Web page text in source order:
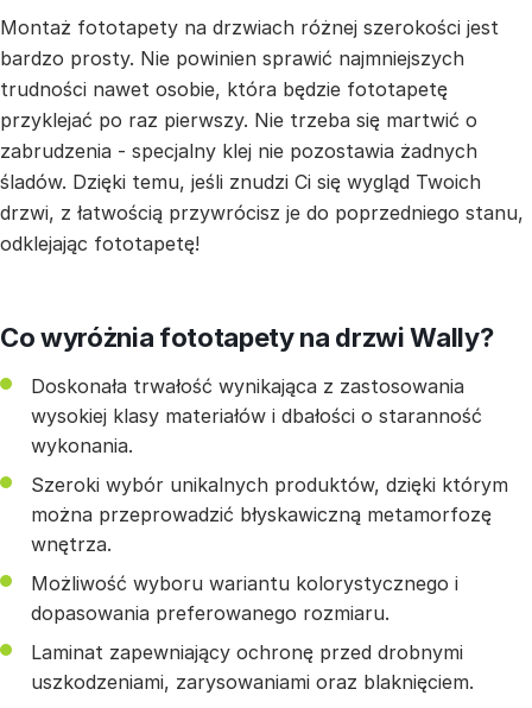
Montaż fototapety na drzwiach różnej szerokości jest
bardzo prosty. Nie powinien sprawić najmniejszych
trudności nawet osobie, która będzie fototapetę
przyklejać po raz pierwszy. Nie trzeba się martwić o
zabrudzenia - specjalny klej nie pozostawia żadnych
śladów. Dzięki temu, jeśli znudzi Ci się wygląd Twoich
drzwi, z łatwością przywrócisz je do poprzedniego stanu,
odklejając fototapetę!
Co wyróżnia fototapety na drzwi Wally?
Doskonała trwałość wynikająca z zastosowania
wysokiej klasy materiałów i dbałości o staranność
wykonania.
Szeroki wybór unikalnych produktów, dzięki którym
można przeprowadzić błyskawiczną metamorfozę
wnętrza.
Możliwość wyboru wariantu kolorystycznego i
dopasowania preferowanego rozmiaru.
Laminat zapewniający ochronę przed drobnymi
uszkodzeniami, zarysowaniami oraz blaknięciem.